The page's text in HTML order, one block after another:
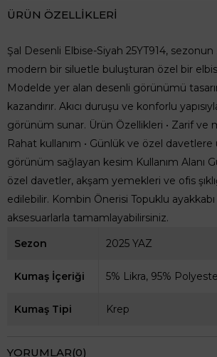
ÜRÜN ÖZELLIKLERI
Şal Desenli Elbise-Siyah 25YT914, sezonun
modern bir siluetle buluşturan özel bir
Modelde yer alan desenli görünümü
kazandırır. Akıcı duruşu ve konforlu
görünüm sunar. Ürün Özellikleri • Zarif ve
Rahat kullanım • Günlük ve özel davetlere
görünüm sağlayan kesim Kullanım Alanı
özel davetler, akşam yemekleri ve ofis
edilebilir. Kombin Önerisi Topuklu
aksesuarlarla tamamlayabilirsiniz.
Sezon
2025 YAZ
Kumaş İçeriği 5% Likra, 95%
Kumaş Tipi Krep
YORUMLAR(0)